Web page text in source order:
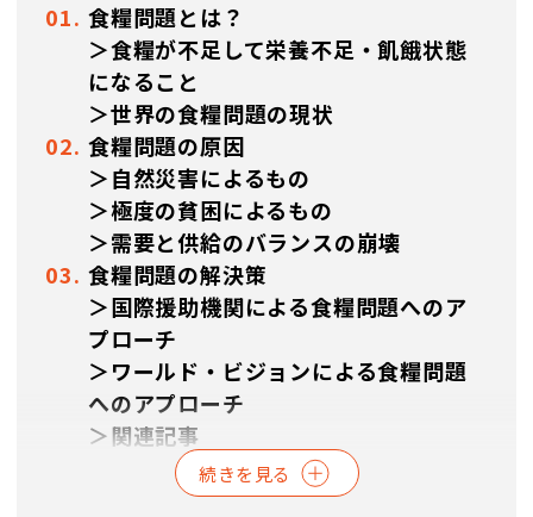
食糧問題とは？
＞食糧が不足して栄養不足・飢餓状態
になること
＞世界の食糧問題の現状
食糧問題の原因
＞自然災害によるもの
＞極度の貧困によるもの
＞需要と供給のバランスの崩壊
食糧問題の解決策
＞国際援助機関による食糧問題へのア
プローチ
＞ワールド・ビジョンによる食糧問題
へのアプローチ
＞関連記事
＞よくあるご質問
＞参考資料
続きを見る